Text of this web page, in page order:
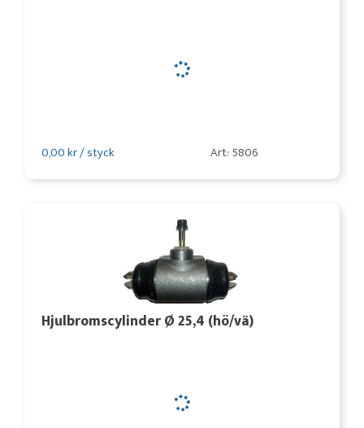
0,00 kr / styck Art: 5806
Hjulbromscylinder Ø 25,4 (hö/vä)